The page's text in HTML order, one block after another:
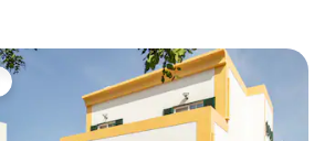
s oznakom „Odabrali gosti”